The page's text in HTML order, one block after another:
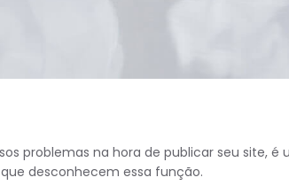
problemas na hora de publicar seu site,
desconhecem essa função.